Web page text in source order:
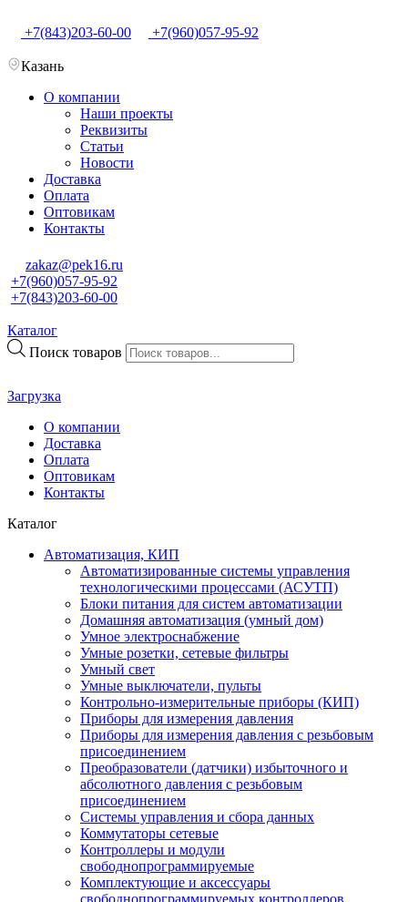
+7(843)203-60-00 +7(960)057-95-92
Казань
О компании
Наши проекты
Реквизиты
Статьи
Новости
Доставка
Оплата
Оптовикам
Контакты
zakaz@pek16.ru
+7(960)057-95-92
+7(843)203-60-00
Каталог
Поиск товаров
Загрузка
О компании
Доставка
Оплата
Оптовикам
Контакты
Каталог
Автоматизация, КИП
Автоматизированные системы управления
технологическими процессами (АСУТП)
Блоки питания для систем автоматизации
Домашняя автоматизация (умный дом)
Умное электроснабжение
Умные розетки, сетевые фильтры
Умный свет
Умные выключатели, пульты
Контрольно-измерительные приборы (КИП)
Приборы для измерения давления
Приборы для измерения давления с резьбовым
присоединением
Преобразователи (датчики) избыточного и
абсолютного давления с резьбовым
присоединением
Системы управления и сбора данных
Коммутаторы сетевые
Контроллеры и модули
свободнопрограммируемые
Комплектующие и аксессуары
свободнопрограммируемых контроллеров